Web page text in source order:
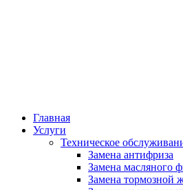
Главная
Услуги
Техническое
Замена антифриза
Замена масляного
Замена тормозной